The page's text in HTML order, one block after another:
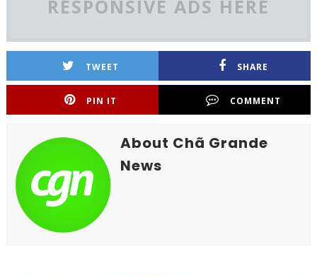
RESPONSIVE ADS HERE
TWEET SHARE
PIN IT COMMENT
About Chã Grande
News